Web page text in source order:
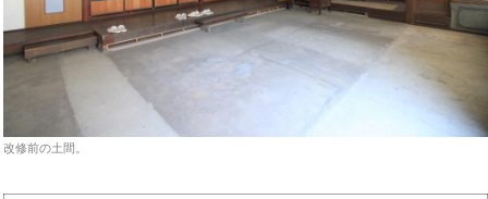
改修前の土間。